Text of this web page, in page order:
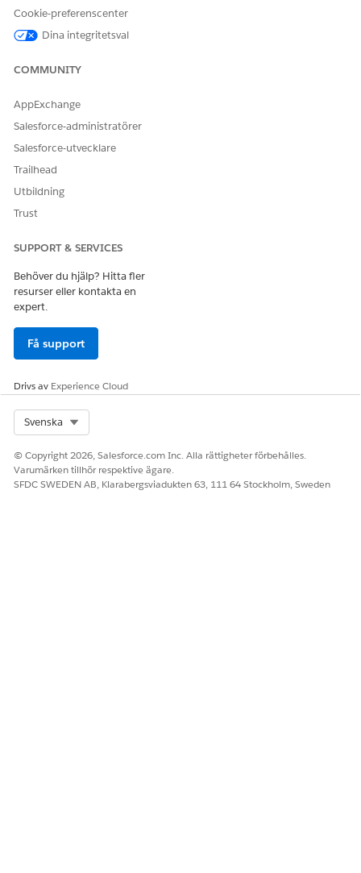
LÖSTE DENNA ARTIKEL DITT PROBLEM?
Cookie-preferenscenter
Dina integritetsval
COMMUNITY
AppExchange
Salesforce-administratörer
Salesforce-utvecklare
Trailhead
Utbildning
Trust
SUPPORT & SERVICES
Behöver du hjälp? Hitta fler
resurser eller kontakta en
expert.
Få support
Drivs av Experience Cloud
Svenska
© Copyright 2026, Salesforce.com Inc. Alla rättigheter förbehålles.
Varumärken tillhör respektive ägare.
SFDC SWEDEN AB, Klarabergsviadukten 63, 111 64 Stockholm, Sweden